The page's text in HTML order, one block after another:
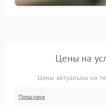
Цены на
Цены актуальны на
Прошивка